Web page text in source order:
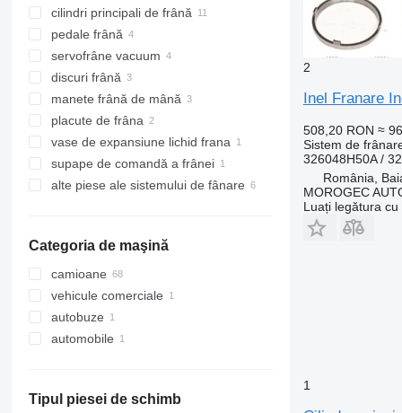
cilindri principali de frână
pedale frână
servofrâne vacuum
discuri frână
manete frână de mână
placute de frâna
vase de expansiune lichid frana
supape de comandă a frânei
alte piese ale sistemului de fânare
Categoria de maşină
camioane
vehicule comerciale
autobuze
automobile
Tipul piesei de schimb
2
Inel Franare
508,20 RON ≈
Sistem de
326048H50A /
România,
MOROGEC
Luați legătura
1